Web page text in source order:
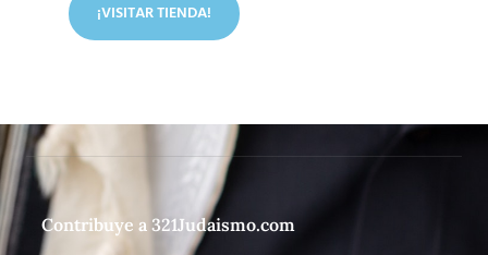
¡VISITAR TIENDA!
Contribuye a 321Judaismo.com